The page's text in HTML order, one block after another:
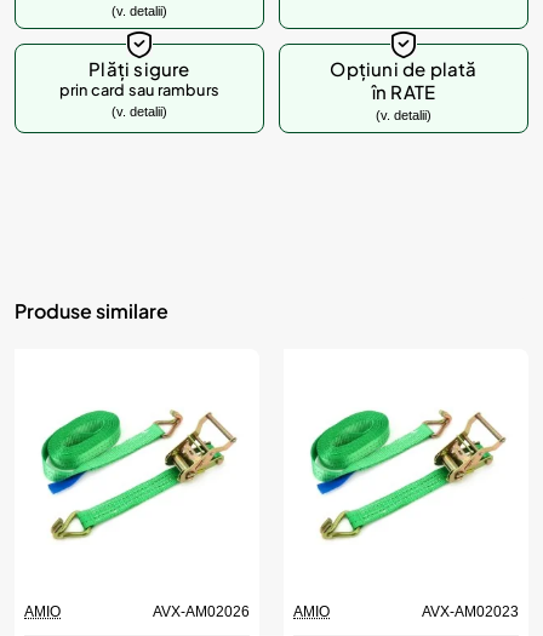
(v. detalii)
Plăți sigure
prin card sau ramburs
(v. detalii)
Opțiuni de plată
în RATE
(v. detalii)
Produse similare
AMIO AVX-AM02026 AMIO AVX-AM02023